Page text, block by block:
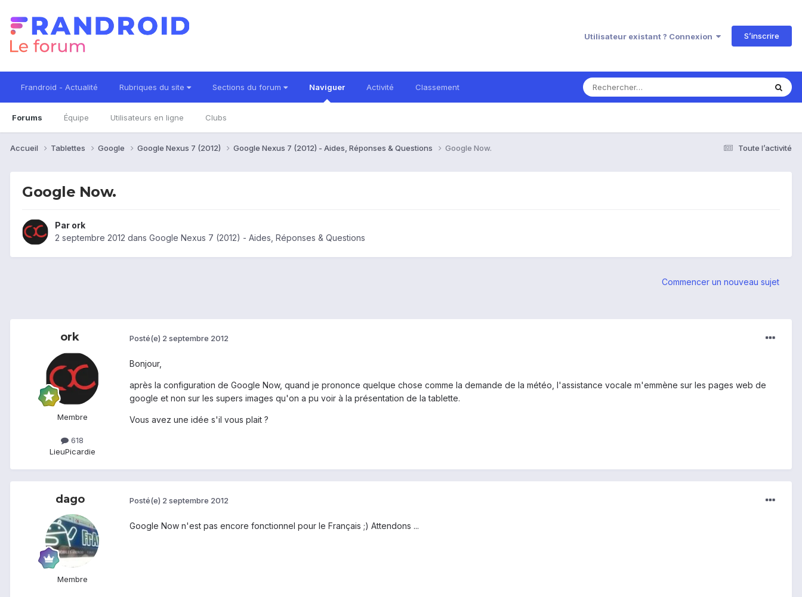
Utilisateur existant ? Connexion S’inscrire
Frandroid - Actualité Rubriques du site Sections du forum Naviguer
Forums Équipe Utilisateurs en ligne Clubs
Activité Classement
Toute l’activité
Accueil Tablettes Google Google Nexus 7 (2012) Google Nexus 7 (2012) - Aides, Réponses & Questions Google Now.
Google Now.
Par ork
2 septembre 2012 dans Google Nexus 7 (2012) - Aides, Réponses & Questions
Commencer un nouveau sujet
ork
Membre
618
LieuPicardie
Posté(e) 2 septembre 2012
Bonjour,
après la configuration de Google Now, quand je prononce quelque chose comme la demande de la météo, l'assistance vocale m'emmène sur les pages web de
google et non sur les supers images qu'on a pu voir à la présentation de la tablette.
Vous avez une idée s'il vous plait ?
dago
Membre
Posté(e) 2 septembre 2012
Google Now n'est pas encore fonctionnel pour le Français ;) Attendons ...